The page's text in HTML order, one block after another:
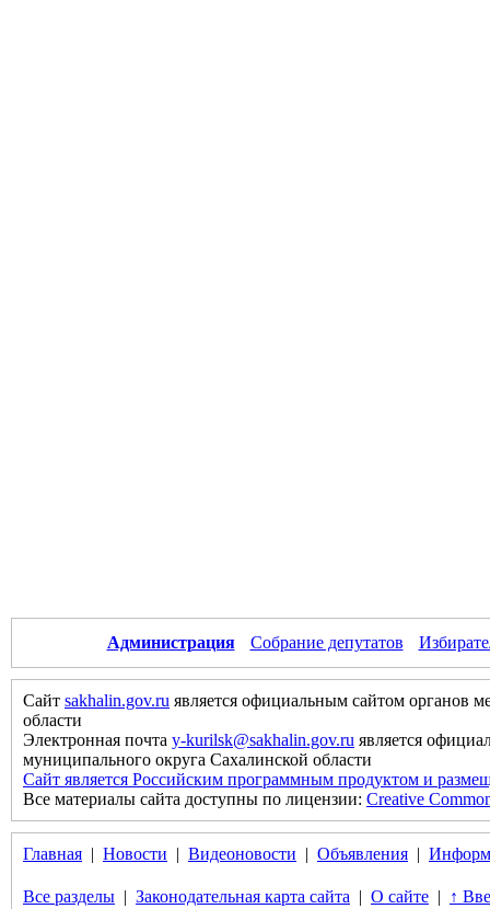
Администрация Собрание депутатов
Сайт sakhalin.gov.ru является официальным сайтом органов
области
Электронная почта y-kurilsk@sakhalin.gov.ru является
муниципального округа Сахалинской области
Сайт является Российским программным продуктом и
Все материалы сайта доступны по лицензии: Creative
Главная | Новости | Видеоновости | Объявления |
Все разделы | Законодательная карта сайта | О сайте | ↑